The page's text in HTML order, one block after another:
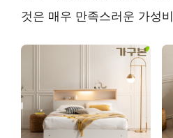
것은 매우 만족스러운 가성비